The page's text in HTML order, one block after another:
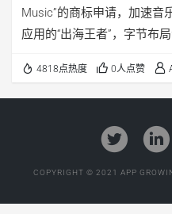
Music”的商标申请，加速音
应用的“出海王者”，字节布
4818点热度 0人点赞
COPYRIGHT © 2021 APP